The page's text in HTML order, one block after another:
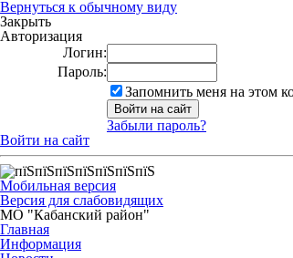
Вернуться к обычному виду
Закрыть
Авторизация
Логин:
Пароль:
Запомнить меня на этом
Забыли пароль?
Войти на сайт
Мобильная версия
Версия для слабовидящих
МО "Кабанский район"
Главная
Информация